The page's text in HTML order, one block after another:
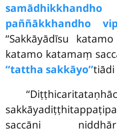
paññākkhandho
‘‘Sakkāyādīsu
katamo katamaṃ
‘‘tattha sakkāyo’’tiādi
saccāni